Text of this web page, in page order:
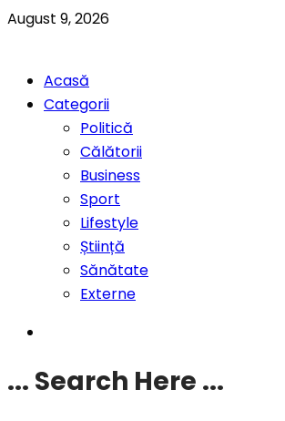
August 9, 2026
Acasă
Categorii
Politică
Călătorii
Business
Sport
Lifestyle
Știință
Sănătate
Externe
... Search Here ...